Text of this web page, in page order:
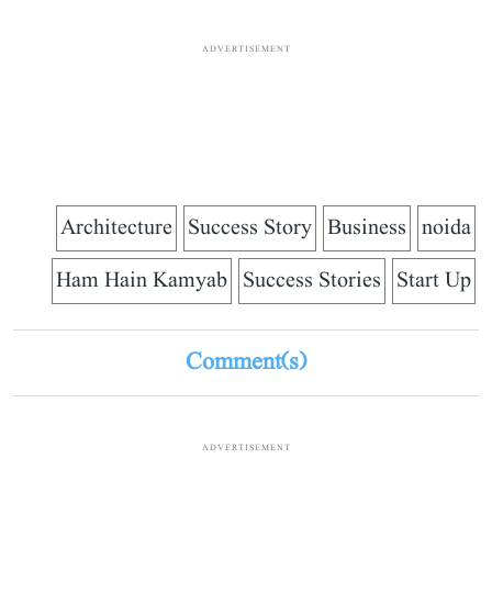
ADVERTISEMENT
noida
Business
Success Story
Architecture
Start Up
Success Stories
Ham Hain Kamyab
Comment(s)
ADVERTISEMENT